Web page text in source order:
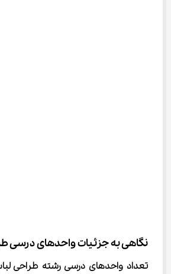
نگاهی به جزئیات واحدهای درسی
تعداد واحدهای درسی رشته طراحی